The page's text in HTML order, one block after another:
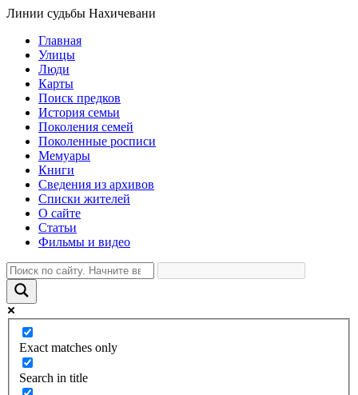
Линии судьбы Нахичевани
Главная
Улицы
Люди
Карты
Поиск предков
История семьи
Поколения семей
Поколенные росписи
Мемуары
Книги
Сведения из архивов
Списки жителей
О сайте
Статьи
Фильмы и видео
Exact matches only
Search in title